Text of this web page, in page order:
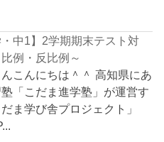
・中1】2学期期末テスト対
例・反比例～
こんにちは＾＾ 高知県にあ
「こだま進学塾」が運営す
ま学び舎プロジェクト」